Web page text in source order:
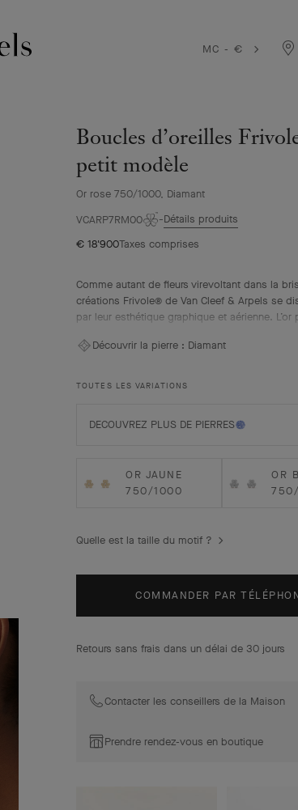
MC - €
Boucles d’oreilles
petit modèle
Or rose 750/1000, Diamant
VCARP7RM00
Détails produits
€ 18'900Taxes comprises
Comme autant de fleurs virevoltant dans la
créations Frivole® de Van Cleef & Arpels se
par leur esthétique graphique et aérienne. L’or
un éclat unique.
diamants.
Découvrir la pierre : Diamant
TOUTES LES VARIATIONS
DECOUVREZ PLUS DE PIERRES
OR JAUNE
750/1000
OR
Quelle est la taille du motif ?
COMMANDER PAR
Retours sans frais dans un délai de 30 jours
Contacter les conseillers de la Maison
Prendre rendez-vous en boutique